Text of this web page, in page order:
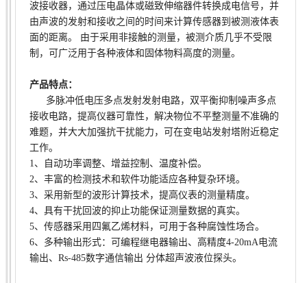
波接收器，通过压电晶体或磁致伸缩器件转换成电信号，并
由声波的发射和接收之间的时间来计算传感器到被测液体表
面的距离。 由于采用非接触的测量，被测介质几乎不受限
制，可广泛用于各种液体和固体物料高度的测量。
产品特点：
多脉冲低电压多点发射发射电路，双平衡抑制噪声多点
接收电路，提高仪器可靠性，解决物位不平整测量不准确的
难题，并大大加强抗干扰能力，可在变电站发射塔附近稳定
工作。
1、自动功率调整、增益控制、温度补偿。
2、 丰富的检测技术和软件功能适应各种复杂环境。
3、采用新型的波形计算技术，提高仪表的测量精度。
4、具有干扰回波的抑止功能保证测量数据的真实。
5、传感器采用四氟乙烯材料，可用于各种腐蚀性场合。
6、多种输出形式：可编程继电器输出、高精度4-20mA电流
输出、Rs-485数字通信输出 分体超声波液位探头。